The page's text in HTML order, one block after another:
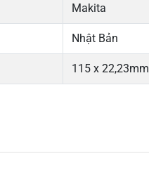
Makita
Nhật Bản
115 x 22,23mm